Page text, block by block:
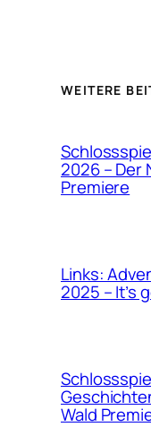
WEITERE
2026 – Der
Premiere
Links:
2025 – It’s
Wald